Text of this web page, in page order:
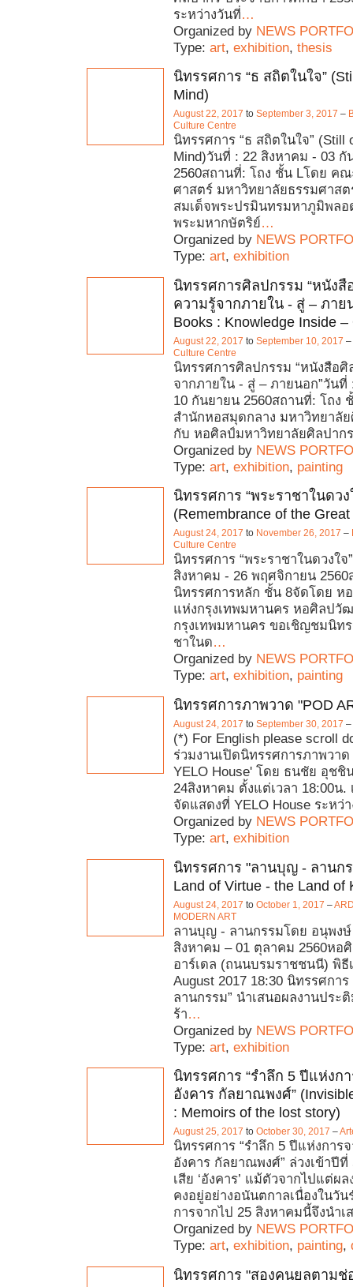
ระหว่างวันที่…
Organized by NEWS
Type: art, exhibition, thesis
นิทรรศการ “ธ สถิตในใจ”
Mind)
August 22, 2017 to September 3, 2017 –
Culture Centre
นิทรรศการ “ธ สถิตในใจ” (Still
Mind)วันที่ : 22 สิงหาคม - 03 กั
2560สถานที่: โถง ชั้น Lโดย ค
ศาสตร์ มหาวิทยาลัยธรรมศาส
สมเด็จพระปรมินทรมหาภูมิพลอ
พระมหากษัตริย์…
Organized by NEWS
Type: art, exhibition
นิทรรศการศิลปกรรม “หนังสื
ความรู้จากภายใน - สู่ – ภายน
Books : Knowledge Inside –
August 22, 2017 to September 10, 2017 –
Culture Centre
นิทรรศการศิลปกรรม “หนังสือ
จากภายใน - สู่ – ภายนอก”วันที่
10 กันยายน 2560สถานที่: โถง
สำนักหอสมุดกลาง มหาวิทยาลั
กับ หอศิลป์มหาวิทยาลัยศิลปาก
Organized by NEWS
Type: art, exhibition, painting
นิทรรศการ “พระราชาในดวง
(Remembrance of the
August 24, 2017 to November 26, 2017 –
Culture Centre
นิทรรศการ “พระราชาในดวงใจ
สิงหาคม - 26 พฤศจิกายน
นิทรรศการหลัก ชั้น 8จัดโดย ห
แห่งกรุงเทพมหานคร หอศิลปวั
กรุงเทพมหานคร ขอเชิญชมนิทร
ชาในด…
Organized by NEWS
Type: art, exhibition, painting
นิทรรศการภาพวาด "POD
August 24, 2017 to September 30, 2017 –
(*) For English please scroll
ร่วมงานเปิดนิทรรศการภาพวาด
YELO House' โดย ธนชัย อุช
24สิงหาคม ตั้งแต่เวลา 18:00น.
จัดแสดงที่ YELO House ระหว่า
Organized by NEWS
Type: art, exhibition
นิทรรศการ "ลานบุญ - ลานก
Land of Virtue - the Land of
August 24, 2017 to October 1, 2017 –
MODERN ART
ลานบุญ - ลานกรรมโดย อนุพง
สิงหาคม – 01 ตุลาคม 2560หอ
อาร์เดล (ถนนบรมราชชนนี) พิธี
August 2017 18:30 นิทรรศกา
ลานกรรม” นำเสนอผลงานประ
ร้า…
Organized by NEWS
Type: art, exhibition
นิทรรศการ “รำลึก 5 ปีแห่งก
อังคาร กัลยาณพงศ์”
: Memoirs of the lost story)
August 25, 2017 to October 30, 2017 –
นิทรรศการ “รำลึก 5 ปีแห่งการ
อังคาร กัลยาณพงศ์” ล่วงเข้าปี
เสีย ‘อังคาร’ แม้ตัวจากไปแต่ผ
คงอยู่อย่างอนันตกาลเนื่องในวั
การจากไป 25 สิงหาคมนี้จึงนำเ
Organized by NEWS
Type: art, exhibition, painting,
นิทรรศการ "สองคนยลตามช่